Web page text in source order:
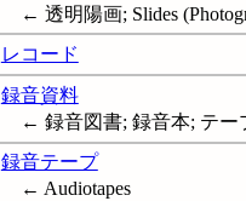
← 透明陽画; Slides
レコード
録音資料
← 録音図書; 録音本; テー
録音テープ
← Audiotapes